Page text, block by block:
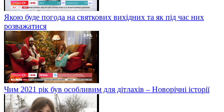
Якою буде погода на святкових вихідних та як під час них
розважатися
Чим 2021 рік був особливим для дітлахів – Новорічні історії